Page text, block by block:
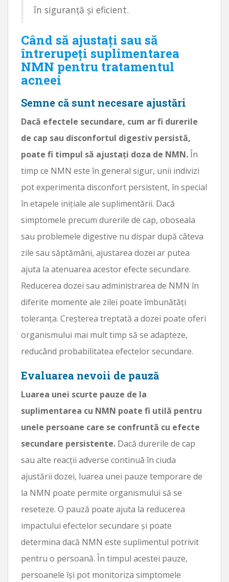
în siguranță și eficient.
Când să ajustați sau să
întrerupeți suplimentarea
NMN pentru tratamentul
acneei
Semne că sunt necesare ajustări
Dacă efectele secundare, cum ar fi durerile
de cap sau disconfortul digestiv persistă,
poate fi timpul să ajustați doza de NMN.În
timp ce NMN este în general sigur, unii indivizi
pot experimenta disconfort persistent, în special
în etapele inițiale ale suplimentării. Dacă
simptomele precum durerile de cap, oboseala
sau problemele digestive nu dispar după câteva
zile sau săptămâni, ajustarea dozei ar putea
ajuta la atenuarea acestor efecte secundare.
Reducerea dozei sau administrarea de NMN în
diferite momente ale zilei poate îmbunătăți
toleranța. Creșterea treptată a dozei poate oferi
organismului mai mult timp să se adapteze,
reducând probabilitatea efectelor secundare.
Evaluarea nevoii de pauză
Luarea unei scurte pauze de la
suplimentarea cu NMN poate fi utilă pentru
unele persoane care se confruntă cu efecte
secundare persistente. Dacă durerile de cap
sau alte reacții adverse continuă în ciuda
ajustării dozei, luarea unei pauze temporare de
la NMN poate permite organismului să se
reseteze. O pauză poate ajuta la reducerea
impactului efectelor secundare și poate
determina dacă NMN este suplimentul potrivit
pentru o persoană. În timpul acestei pauze,
persoanele își pot monitoriza simptomele